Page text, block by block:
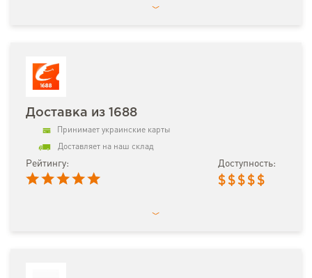
Доставка из 1688
Принимает украинские карты
Доставляет на наш склад
Рейтингу: Доступность:
$ $ $ $ $